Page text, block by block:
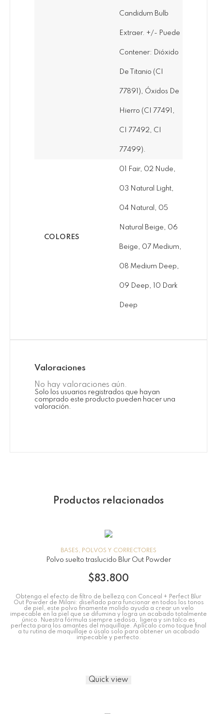
Candidum Bulb
Extraer. +/- Puede
Contener: Dióxido
De Titanio (CI
77891), Óxidos De
Hierro (CI 77491,
CI 77492, CI
77499).
COLORES
01 Fair, 02 Nude,
03 Natural Light,
04 Natural, 05
Natural Beige, 06
Beige, 07 Medium,
08 Medium Deep,
09 Deep, 10 Dark
Deep
Valoraciones
No hay valoraciones aún.
Solo los usuarios registrados que hayan
comprado este producto pueden hacer una
valoración.
Productos relacionados
BASES, POLVOS Y CORRECTORES
Polvo suelto traslucido Blur Out Powder
$83.800
Obtenga el efecto de filtro de belleza con Conceal + Perfect Blur
Out Powder de Milani: diseñado para funcionar en todos los tonos
de piel, este polvo finamente molido ayuda a crear un velo
impecable en la piel que se difumina y logra un acabado totalmente
único. Nuestra fórmula siempre sedosa, ligera y sin talco es
perfecta para los amantes del maquillaje. Aplícalo como toque final
a tu rutina de maquillaje o úsalo solo para obtener un acabado
impecable y perfecto.
Quick view